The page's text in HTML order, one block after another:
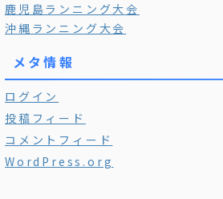
鹿児島ランニング大会
沖縄ランニング大会
メタ情報
ログイン
投稿フィード
コメントフィード
WordPress.org